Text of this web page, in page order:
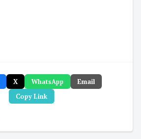
X WhatsApp
Email
Copy Link